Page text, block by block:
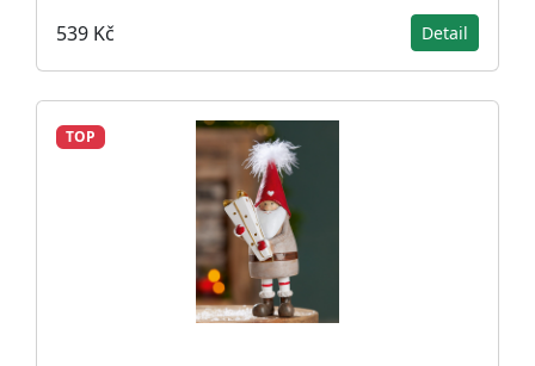
539 Kč Detail
TOP